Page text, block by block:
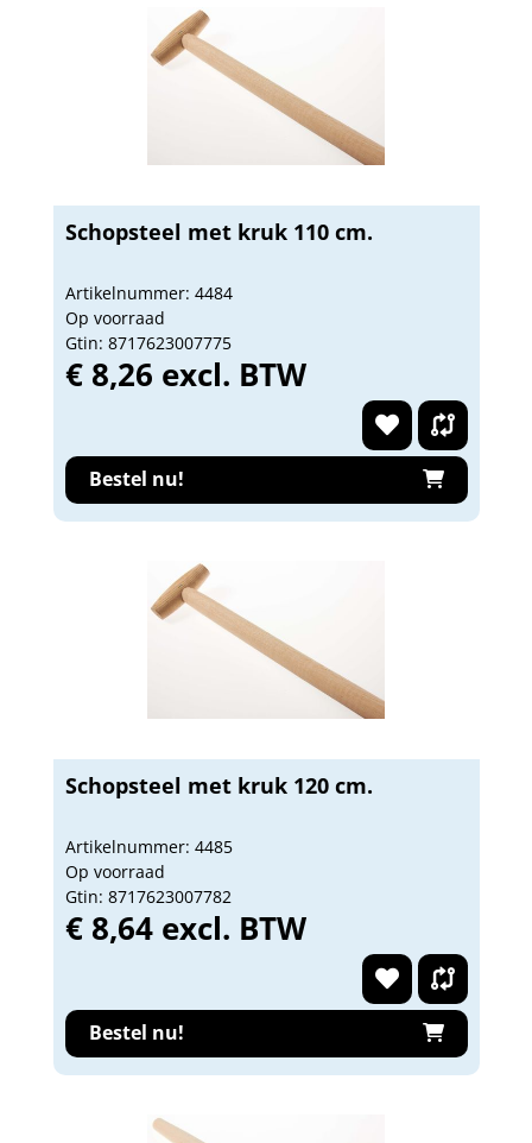
Schopsteel met kruk 110 cm.
Artikelnummer: 4484
Op voorraad
Gtin: 8717623007775
€ 8,26 excl. BTW
Bestel nu!
Schopsteel met kruk 120 cm.
Artikelnummer: 4485
Op voorraad
Gtin: 8717623007782
€ 8,64 excl. BTW
Bestel nu!